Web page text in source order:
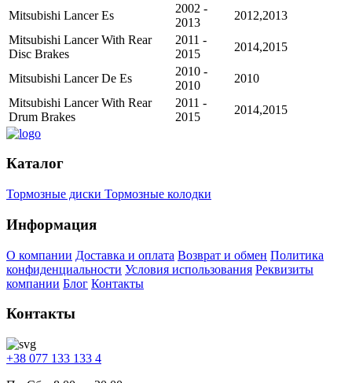
Mitsubishi Lancer Es
2002 -
2013
2012,2013
Mitsubishi Lancer With Rear
Disc Brakes
2011 -
2015
2014,2015
Mitsubishi Lancer De Es
2010 -
2010
2010
Mitsubishi Lancer With Rear
Drum Brakes
2011 -
2015
2014,2015
Каталог
Тормозные диски Тормозные колодки
Информация
О компании Доставка и оплата Возврат и обмен Политика
конфиденциальности Условия использования Реквизиты
компании Блог Контакты
Контакты
+38 077 133 133 4